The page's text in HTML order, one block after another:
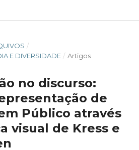
/
E DIVERSIDADE / Artigos
no discurso:
de
Público através
visual de Kress e